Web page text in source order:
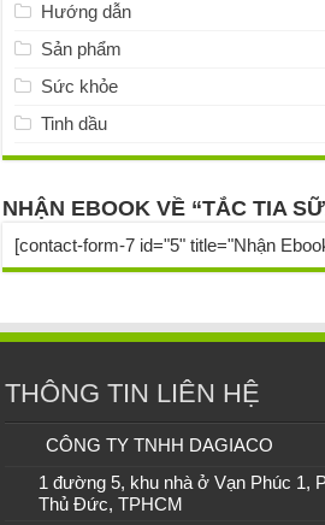
Hướng dẫn
Sản phẩm
Sức khỏe
Tinh dầu
NHẬN EBOOK VỀ “TẮC TIA
[contact-form-7 id="5" title="Nhận
THÔNG TIN LIÊN HỆ
CÔNG TY TNHH DAGIACO
1 đường 5, khu nhà ở Vạn Phúc 1,
Thủ Đức, TPHCM